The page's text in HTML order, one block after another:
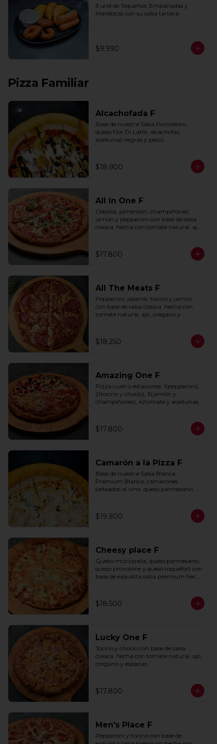
3 und de Tequeños, Empanadas y
Mandocas con su salsa tartara
$9.990
Pizza Familiar
Alcachofada F
Base de nuestra Salsa Pomodoro,
queso Fior Di Latte, alcachofas,
aceitunas negras y pesto.
$18.900
All In One F
Cebolla, pimentón, champiñones,
jamon y pepperoni con base de salsa
clasica  hecha con tomate natural, ajo,
$17.800
All The Meats F
Pepperoni, salame, tocino y jamón
con base de salsa clasica  hecha con
tomate natural, ajo, oregano y
$18.250
Amazing One F
Pizza cuatro estaciones: 1(pepperoni),
2(tocino y choclo), 3(jamón y
champiñones), 4(tomate y aceitunas
oregano y especias.
$17.800
Camarón a la Pizza F
Base de nuestra Salsa Blanca
Premium Blanca, camarones
salteados al vino, queso parmesano,
$19.900
Cheesy place F
Queso mozzarella, queso parmesano,
queso provolone y queso roquefort con
base de exquisita salsa premium hecha
$18.500
Lucky One F
Tocino y choclo con base de salsa
clasica  hecha con tomate natural, ajo,
oregano y especias.
$17.800
Men's Place F
Pepperoni y tocino con base de